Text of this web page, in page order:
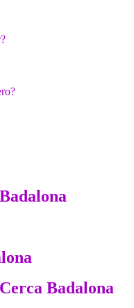
Badalona